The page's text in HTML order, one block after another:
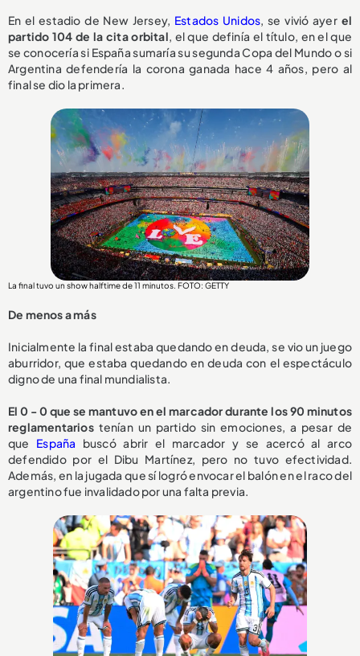
En el estadio de New Jersey, Estados Unidos , se vivió ayerel
partido 104 de la cita orbital , el que definía el título, en el que
se conocería si España sumaría su segunda Copa del Mundo o si
Argentina defendería la corona ganada hace 4 años, pero al
final se dio la primera.
La final tuvo un show halftime de 11 minutos. FOTO: GETTY
De menos a más
Inicialmente la final estaba quedando en deuda, se vio un juego
aburridor, que estaba quedando en deuda con el espectáculo
digno de una final mundialista.
El 0 - 0 que se mantuvo en el marcador durante los 90 minutos
reglamentariostenían un partido sin emociones, a pesar de
que España buscó abrir el marcador y se acercó al arco
defendido por el Dibu Martínez, pero no tuvo efectividad.
Además, en la jugada que sí logró envocar el balón en el raco del
argentino fue invalidado por una falta previa.